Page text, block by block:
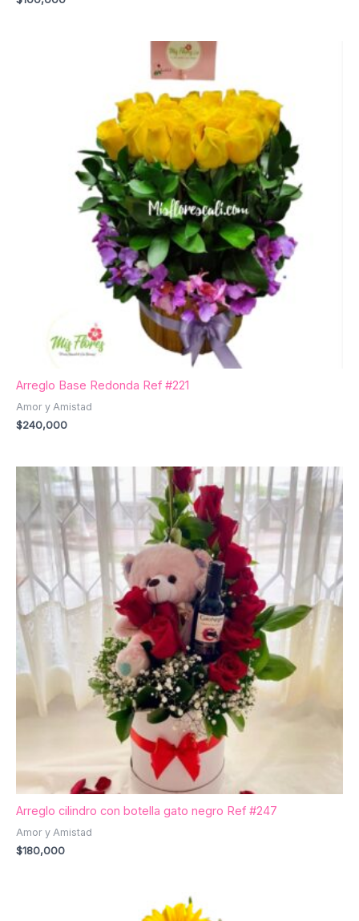
Arreglo Base Redonda Ref #221
Amor y Amistad
$240,000
Arreglo cilindro con botella gato negro Ref #247
Amor y Amistad
$180,000